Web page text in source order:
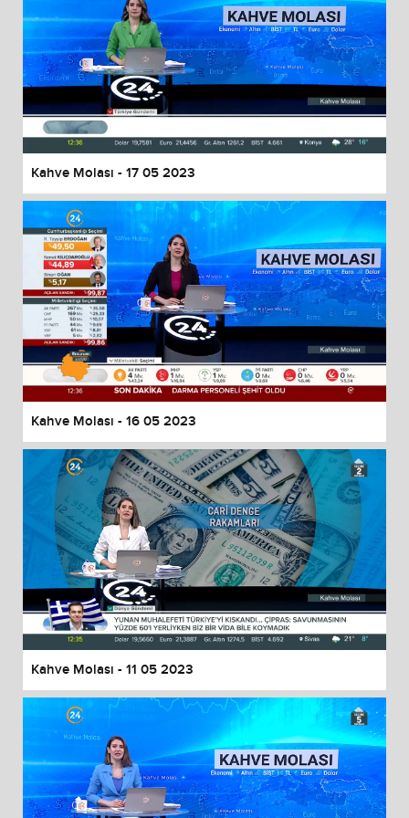
Kahve Molası - 17 05 2023
Kahve Molası - 16 05 2023
Kahve Molası - 11 05 2023